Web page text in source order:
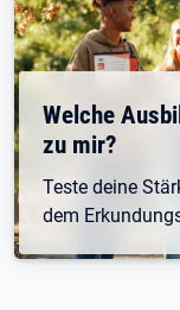
Welche
zu mir?
Teste deine
dem